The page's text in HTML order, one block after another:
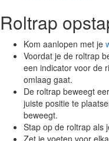
Roltrap
Kom aanlopen met je
Voordat je de roltrap
een indicator voor de
omlaag gaat.
De roltrap beweegt
juiste positie te
beweegt.
Stap op de roltrap als
Zet je voeten voor